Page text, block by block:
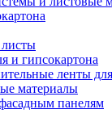
и гипсокартона
ленты
материалы
панелям